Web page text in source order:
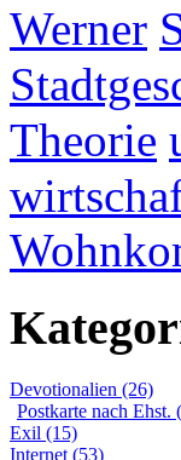
Werner
Theorie
Devotionalien (26)
Postkarte nach Ehst.
Exil (15)
Internet (53)